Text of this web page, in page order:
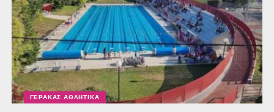
ΓΈΡΑΚΑΣ ΑΘΛΗΤΙΚΆ